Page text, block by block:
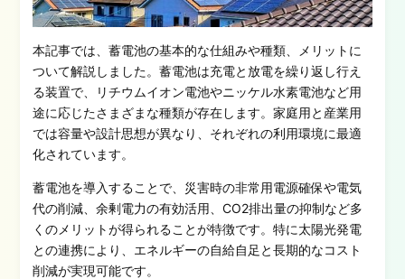
本記事では、蓄電池の基本的な仕組みや種類、メリットに
ついて解説しました。蓄電池は充電と放電を繰り返し行え
る装置で、リチウムイオン電池やニッケル水素電池など用
途に応じたさまざまな種類が存在します。家庭用と産業用
では容量や設計思想が異なり、それぞれの利用環境に最適
化されています。
蓄電池を導入することで、災害時の非常用電源確保や電気
代の削減、余剰電力の有効活用、CO2排出量の抑制など多
くのメリットが得られることが特徴です。特に太陽光発電
との連携により、エネルギーの自給自足と長期的なコスト
削減が実現可能です。